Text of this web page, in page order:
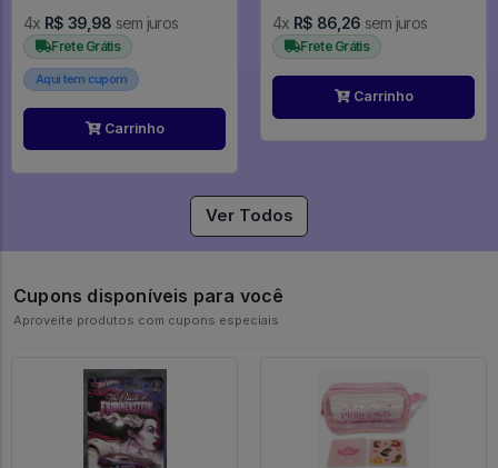
4x R$ 39,98 sem juros
Frete Grátis
Aqui tem cupom
Carrinho
4x R$ 86,26 sem juros
Frete Grátis
Carrinho
Ver Todos
Cupons disponíveis para você
Aproveite produtos com cupons especiais